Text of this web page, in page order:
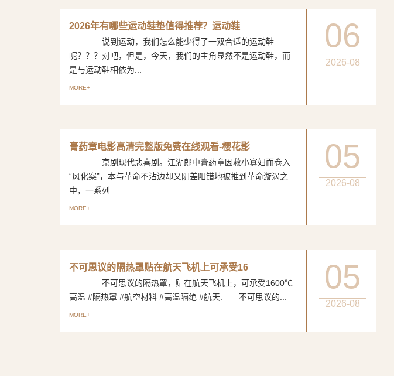
2026年有哪些运动鞋垫值得推荐？运动鞋
说到运动，我们怎么能少得了一双合适的运动鞋
呢？？？对吧，但是，今天，我们的主角显然不是运动鞋，而
是与运动鞋相依为...
MORE+
06
2026-08
膏药章电影高清完整版免费在线观看-樱花影
京剧现代悲喜剧。江湖郎中膏药章因救小寡妇而卷入
“风化案”，本与革命不沾边却又阴差阳错地被推到革命漩涡之
中，一系列...
MORE+
05
2026-08
不可思议的隔热罩贴在航天飞机上可承受16
不可思议的隔热罩，贴在航天飞机上，可承受1600℃
高温 #隔热罩 #航空材料 #高温隔绝 #航天. 不可思议的...
MORE+
05
2026-08